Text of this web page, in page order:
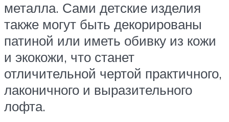
металла. Сами детские изделия
также могут быть декорированы
патиной или иметь обивку из кожи
и экокожи, что станет
отличительной чертой практичного,
лаконичного и выразительного
лофта.